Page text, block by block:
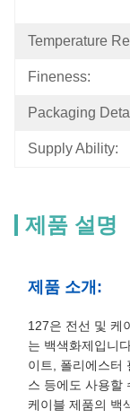
Temperature
Fineness:
Packaging
Supply Ability:
제품 설명
제품 소개:
127은 전선 및 케
는 백색화제입니
이트, 폴리에스터
스 등에도 사용할
케이블 제품의 백